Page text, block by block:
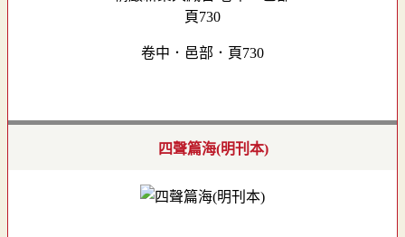
卷中．邑部．頁730
四聲篇海(明刊本)